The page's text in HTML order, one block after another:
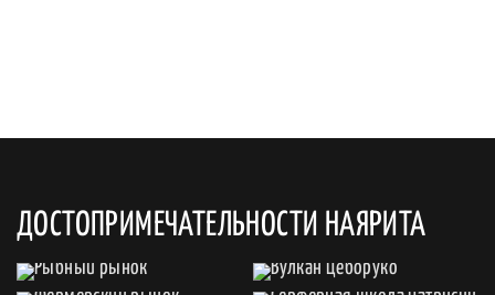
ДОСТОПРИМЕЧАТЕЛЬНОСТИ НАЯРИТА